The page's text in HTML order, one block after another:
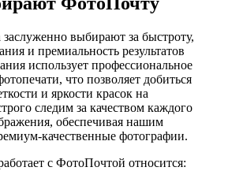
выбирают за быстроту,
и премиальность результатов
использует профессиональное
что позволяет добиться
и яркости красок на
следим за качеством каждого
обеспечивая нашим
качественные фотографии.
с ФотоПочтой относится: